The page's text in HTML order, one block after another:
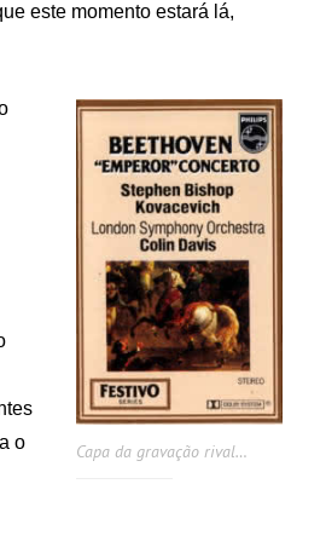
este momento estará lá,
Capa da gravação rival…
o